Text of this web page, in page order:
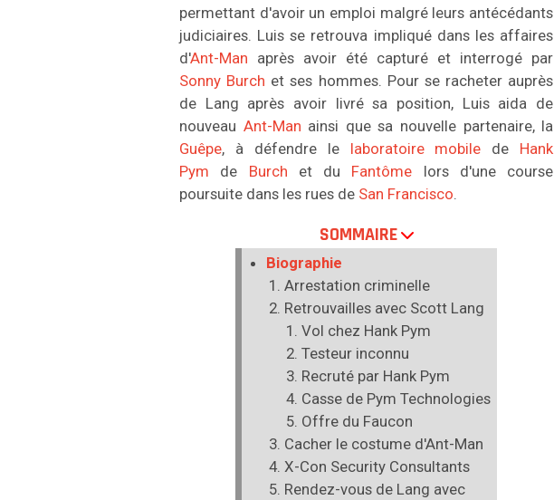
permettant d'avoir un emploi malgré leurs antécédants
judiciaires. Luis se retrouva impliqué dans les affaires
d'Ant-Man après avoir été capturé et interrogé par
Sonny Burch et ses hommes. Pour se racheter auprès
de Lang après avoir livré sa position, Luis aida de
nouveau Ant-Man ainsi que sa nouvelle partenaire, la
Guêpe, à défendre le laboratoire mobile de Hank
Pym de Burch et du Fantôme lors d'une course
poursuite dans les rues de San Francisco.
SOMMAIRE
Biographie
Arrestation criminelle
Retrouvailles avec Scott Lang
Vol chez Hank Pym
Testeur inconnu
Recruté par Hank Pym
Casse de Pym Technologies
Offre du Faucon
Cacher le costume d'Ant-Man
X-Con Security Consultants
Rendez-vous de Lang avec